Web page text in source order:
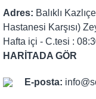
Adres: Balıklı
Hastanesi Karşısı)
Hafta içi - C.tesi :
HARİTADA GÖR
E-posta: